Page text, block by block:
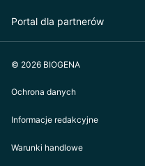
Portal dla partnerów
© 2026 BIOGENA
Ochrona danych
Informacje redakcyjne
Warunki handlowe